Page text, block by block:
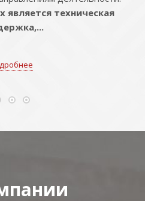
техническая